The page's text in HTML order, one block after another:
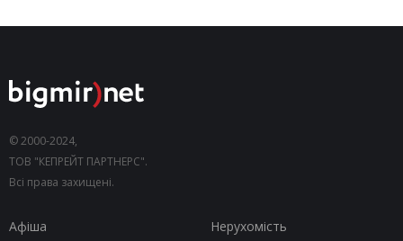
© 2000-2024,
ТОВ "КЕПРЕЙТ ПАРТНЕРС".
Всі права захищені.
Афіша
Нерухомість